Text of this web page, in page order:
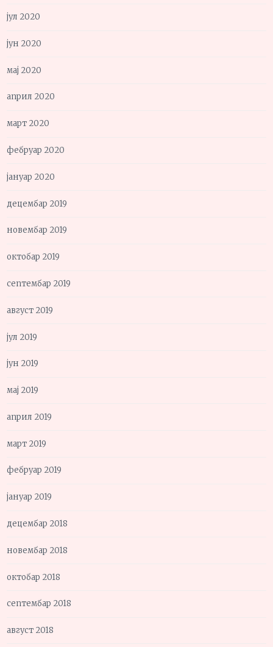
јул 2020
јун 2020
мај 2020
април 2020
март 2020
фебруар 2020
јануар 2020
децембар 2019
новембар 2019
октобар 2019
септембар 2019
август 2019
јул 2019
јун 2019
мај 2019
април 2019
март 2019
фебруар 2019
јануар 2019
децембар 2018
новембар 2018
октобар 2018
септембар 2018
август 2018